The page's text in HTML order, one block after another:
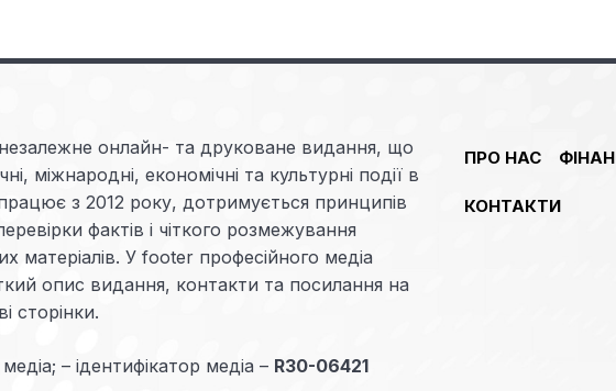
онлайн- та друковане видання, що
міжнародні, економічні та культурні події в
з 2012 року, дотримується принципів
фактів і чіткого розмежування
матеріалів. У footer професійного медіа
опис видання, контакти та посилання на
сторінки.
– ідентифікатор медіа – R30-06421
ПРО НАС
КОНТАКТИ